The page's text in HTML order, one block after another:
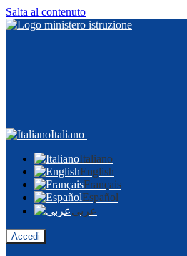
Salta al contenuto
Italiano
Italiano
English
Français
Español
عربى
Accedi